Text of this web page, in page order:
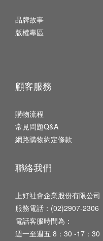
品牌故事
版權專區
顧客服務
購物流程
常見問題Q&A
網路購物約定條款
聯絡我們
上好社會企業股份有限公司
服務電話：(02)2907-2306
電話客服時間為：
週一至週五 8：30 -17：30